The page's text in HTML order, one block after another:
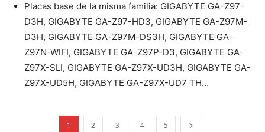
Placas base de la misma familia: GIGABYTE GA-Z97-
D3H, GIGABYTE GA-Z97-HD3, GIGABYTE GA-Z97M-
D3H, GIGABYTE GA-Z97M-DS3H, GIGABYTE GA-
Z97N-WIFI, GIGABYTE GA-Z97P-D3, GIGABYTE GA-
Z97X-SLI, GIGABYTE GA-Z97X-UD3H, GIGABYTE GA-
Z97X-UD5H, GIGABYTE GA-Z97X-UD7 TH…
1 2 3 4 5